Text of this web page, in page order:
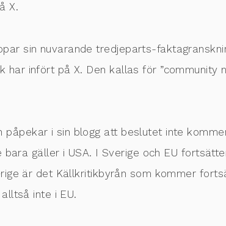
X.
sin nuvarande tredjeparts-
har infört på X. Den kallas för ”community
påpekar i sin blogg att beslutet inte
gäller i USA. I Sverige och EU
är det Källkritikbyrån som kommer
inte i EU.